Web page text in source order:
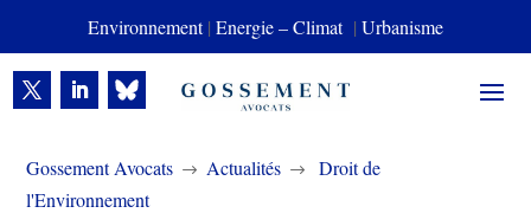
Environnement| Energie – Climat | Urbanisme
Gossement Avocats $ Actualités $
Droit de
l'Environnement